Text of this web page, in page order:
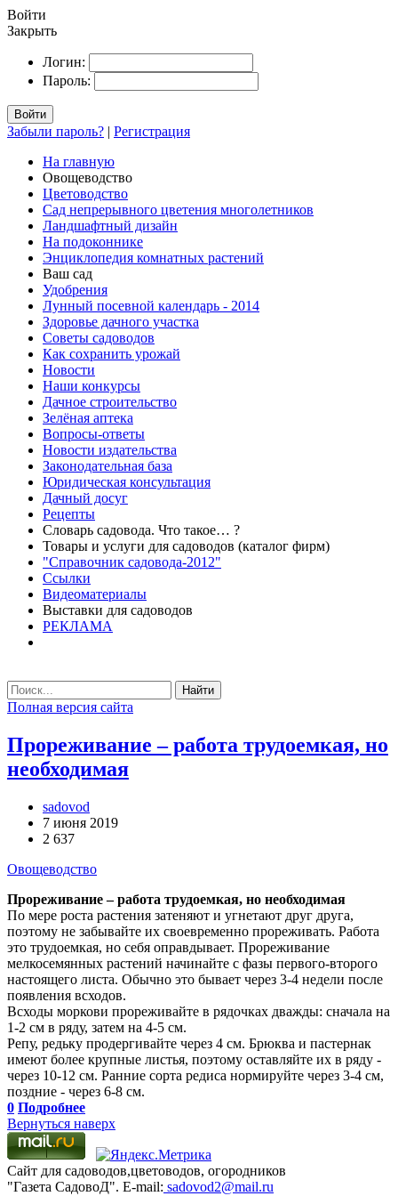
Войти
Закрыть
Логин:
Пароль:
Войти
Забыли пароль? | Регистрация
На главную
Овощеводство
Цветоводство
Сад непрерывного цветения многолетников
Ландшафтный дизайн
На подоконнике
Энциклопедия комнатных растений
Ваш сад
Удобрения
Лунный посевной календарь - 2014
Здоровье дачного участка
Советы садоводов
Как сохранить урожай
Новости
Наши конкурсы
Дачное строительство
Зелёная аптека
Вопросы-ответы
Новости издательства
Законодательная база
Юридическая консультация
Дачный досуг
Рецепты
Словарь садовода. Что такое… ?
Товары и услуги для садоводов (каталог фирм)
"Справочник садовода-2012"
Ссылки
Видеоматериалы
Выставки для садоводов
РЕКЛАМА
Найти
Полная версия сайта
Прореживание – работа трудоемкая, но
необходимая
sadovod
7 июня 2019
2 637
Овощеводство
Прореживание – работа трудоемкая, но необходимая
По мере роста растения затеняют и угнетают друг друга,
поэтому не забывайте их своевременно прореживать. Работа
это трудоемкая, но себя оправдывает. Прореживание
мелкосемянных растений начинайте с фазы первого-второго
настоящего листа. Обычно это бывает через 3-4 недели после
появления всходов.
Всходы моркови прореживайте в рядочках дважды: сначала на
1-2 см в ряду, затем на 4-5 см.
Репу, редьку продергивайте через 4 см. Брюква и пастернак
имеют более крупные листья, поэтому оставляйте их в ряду -
через 10-12 см. Ранние сорта редиса нормируйте через 3-4 см,
поздние - через 6-8 см.
0 Подробнее
Вернуться наверх
Сайт для садоводов,цветоводов, огородников
"Газета СадовоД". E-mail: sadovod2@mail.ru